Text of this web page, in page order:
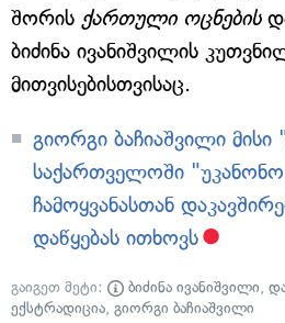
შორის ქართული ოცნების
ბიძინა ივანიშვილის
მითვისებისთვისაც.
გიორგი ბაჩიაშვილი მისი
საქართველოში
ჩამოყვანასთან
დაწყებას ითხოვს
გაიგეთ მეტი: ბიძინა ივანიშვილი,
ექსტრადიცია, გიორგი ბაჩიაშვილი